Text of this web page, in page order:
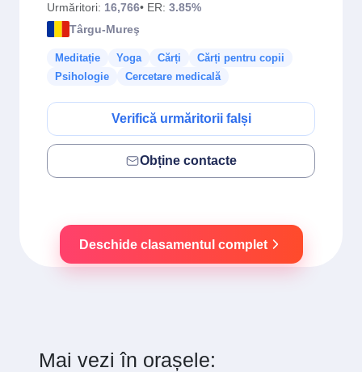
Urmăritori: 16,766• ER: 3.85%
Târgu-Mureş
Meditație Yoga Cărți
Cărți pentru copii
Psihologie
Cercetare medicală
Verifică urmăritorii falși
Obține contacte
Deschide clasamentul complet
Mai vezi în orașele: